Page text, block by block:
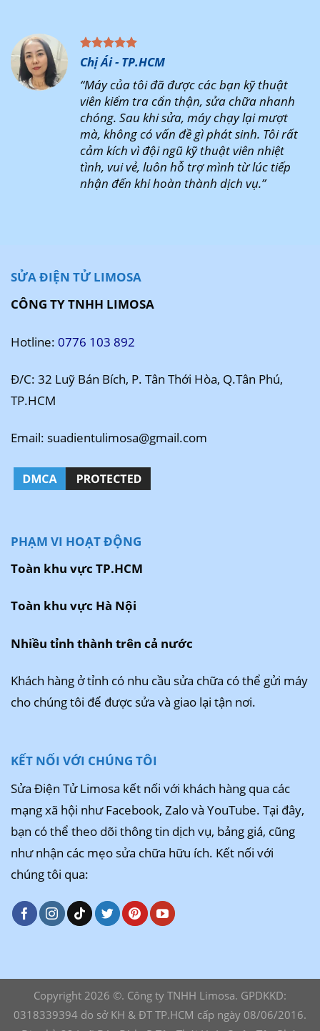
Chị Ái - TP.HCM
“Máy của tôi đã được các bạn kỹ thuật
viên kiểm tra cẩn thận, sửa chữa nhanh
chóng. Sau khi sửa, máy chạy lại mượt
mà, không có vấn đề gì phát sinh. Tôi rất
cảm kích vì đội ngũ kỹ thuật viên nhiệt
tình, vui vẻ, luôn hỗ trợ mình từ lúc tiếp
nhận đến khi hoàn thành dịch vụ.”
SỬA ĐIỆN TỬ LIMOSA
CÔNG TY TNHH LIMOSA
Hotline: 0776 103 892
Đ/C: 32 Luỹ Bán Bích, P. Tân Thới Hòa, Q.Tân Phú,
TP.HCM
Email: suadientulimosa@gmail.com
PHẠM VI HOẠT ĐỘNG
Toàn khu vực TP.HCM
Toàn khu vực Hà Nội
Nhiều tỉnh thành trên cả nước
Khách hàng ở tỉnh có nhu cầu sửa chữa có thể gửi máy
cho chúng tôi để được sửa và giao lại tận nơi.
KẾT NỐI VỚI CHÚNG TÔI
Sửa Điện Tử Limosa kết nối với khách hàng qua các
mạng xã hội như Facebook, Zalo và YouTube. Tại đây,
bạn có thể theo dõi thông tin dịch vụ, bảng giá, cũng
như nhận các mẹo sửa chữa hữu ích. Kết nối với
chúng tôi qua:
Copyright 2026 ©. Công ty TNHH Limosa. GPDKKD:
0318339394 do sở KH & ĐT TP.HCM cấp ngày 08/06/2016.